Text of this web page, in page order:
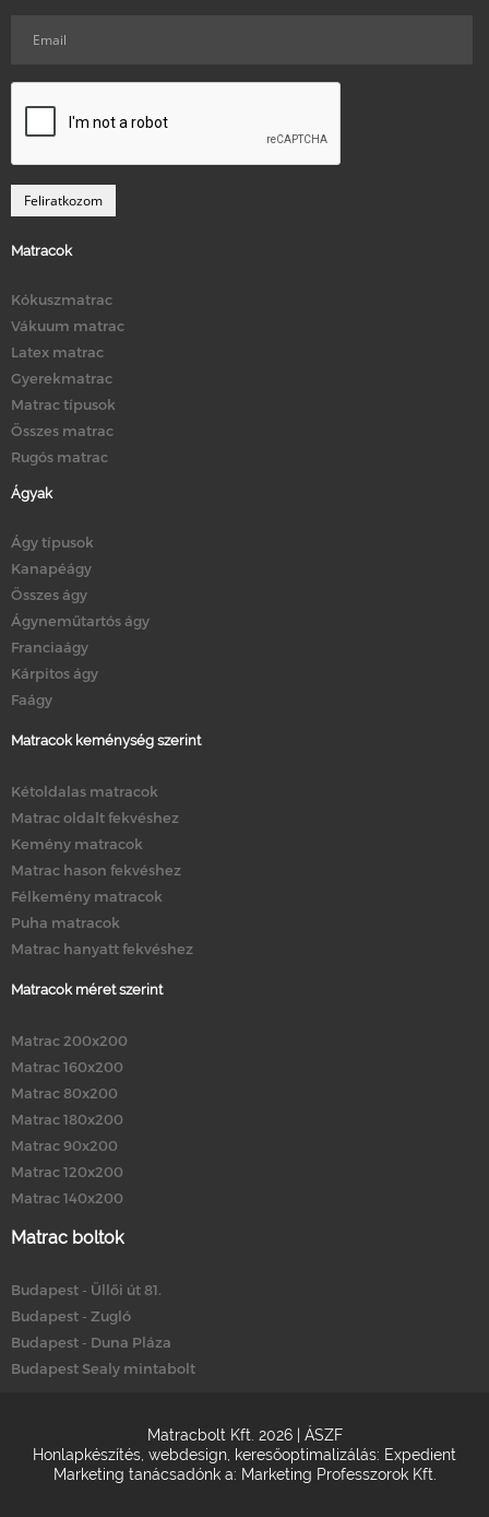
Matracok
Kókuszmatrac
Vákuum matrac
Latex matrac
Gyerekmatrac
Matrac típusok
Összes matrac
Rugós matrac
Ágyak
Ágy típusok
Kanapéágy
Összes ágy
Ágyneműtartós ágy
Franciaágy
Kárpitos ágy
Faágy
Matracok keménység szerint
Kétoldalas matracok
Matrac oldalt fekvéshez
Kemény matracok
Matrac hason fekvéshez
Félkemény matracok
Puha matracok
Matrac hanyatt fekvéshez
Matracok méret szerint
Matrac 200x200
Matrac 160x200
Matrac 80x200
Matrac 180x200
Matrac 90x200
Matrac 120x200
Matrac 140x200
Matrac boltok
Budapest - Üllői út 81.
Budapest - Zugló
Budapest - Duna Pláza
Budapest Sealy mintabolt
Matracbolt Kft. 2026 | ÁSZF
Honlapkészítés, webdesign, keresőoptimalizálás: Expedient
Marketing tanácsadónk a: Marketing Professzorok Kft.